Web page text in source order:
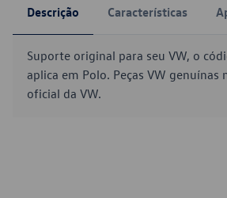
Descrição Características
Suporte original para seu VW, o
aplica em Polo. Peças VW genuínas
oficial da VW.